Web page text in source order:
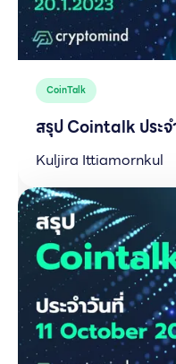
CoinTalk
สรุป Cointalk ประ
Kuljira Ittiamornkul